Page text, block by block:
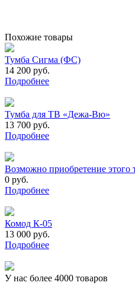
Похожие товары
Тумба Сигма (ФС)
14 200 руб.
Подробнее
Тумба для ТВ «Дежа-Вю»
13 700 руб.
Подробнее
Возможно приобретение этого
0 руб.
Подробнее
Комод К-05
13 000 руб.
Подробнее
У нас более 4000 товаров